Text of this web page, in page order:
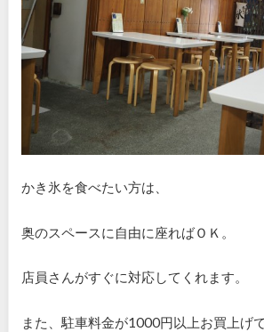
かき氷を食べたい方は、
奥のスペースに自由に座ればＯＫ。
店員さんがすぐに対応してくれます。
また、駐車料金が1000円以上お買上げ